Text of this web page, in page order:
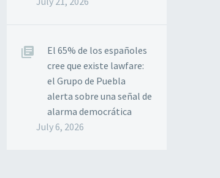
El 65% de los españoles
cree que existe lawfare:
el Grupo de Puebla
alerta sobre una señal de
alarma democrática
July 6, 2026